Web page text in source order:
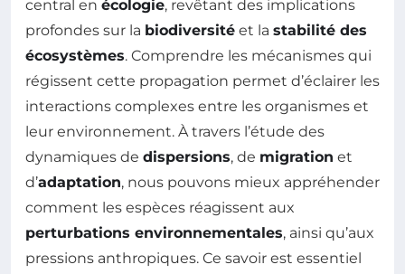
central en écologie, revêtant des implications
profondes sur la biodiversité et la stabilité des
écosystèmes. Comprendre les mécanismes qui
régissent cette propagation permet d’éclairer les
interactions complexes entre les organismes et
leur environnement. À travers l’étude des
dynamiques de dispersions, de migration et
d’adaptation, nous pouvons mieux appréhender
comment les espèces réagissent aux
perturbations environnementales, ainsi qu’aux
pressions anthropiques. Ce savoir est essentiel